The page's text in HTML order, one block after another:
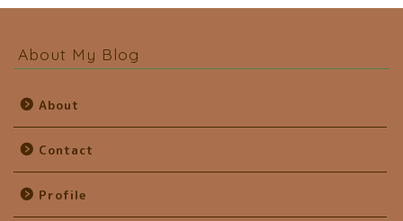
About My Blog
About
Contact
Profile